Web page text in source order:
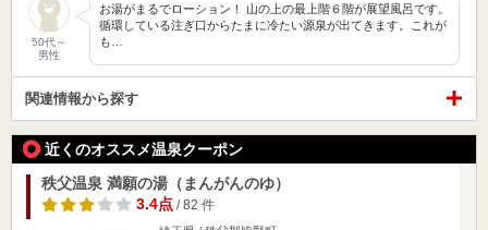
50代～
男性
お湯がまるでローション！ 山の上の最上階６階が展望風呂です。
循環している注ぎ口からたまに冷たい源泉が出てきます。これが
も…
関連情報から探す
近くのオススメ温泉クーポン
秩父温泉 満願の湯（まんがんのゆ）
3.4点/ 82 件